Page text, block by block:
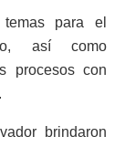
para el
así como
procesos con
brindaron